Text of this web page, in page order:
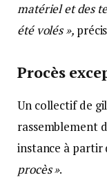
matériel et des
été volés »,
Procès
Un collectif de
rassemblement
instance à partir
procès ».